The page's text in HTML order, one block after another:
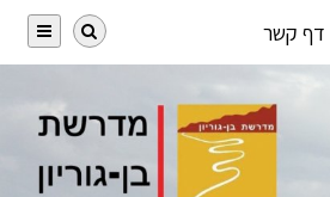
דף קשר